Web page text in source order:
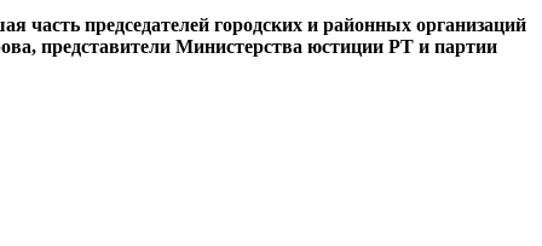
часть председателей городских и районных организаций
представители Министерства юстиции РТ и партии